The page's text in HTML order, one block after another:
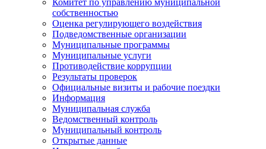
Комитет по управлению муниципальной
собственностью
Оценка регулирующего воздействия
Подведомственные организации
Муниципальные программы
Муниципальные услуги
Противодействие коррупции
Результаты проверок
Официальные визиты и рабочие поездки
Информация
Муниципальная служба
Ведомственный контроль
Муниципальный контроль
Открытые данные